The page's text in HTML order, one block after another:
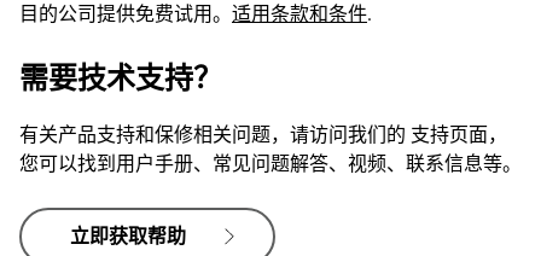
目的公司提供免费试用。 适用条款和条件.
需要技术支持？
有关产品支持和保修相关问题，请访问我们的 支持页面，
您可以找到用户手册、常见问题解答、视频、联系信息等。
立即获取帮助